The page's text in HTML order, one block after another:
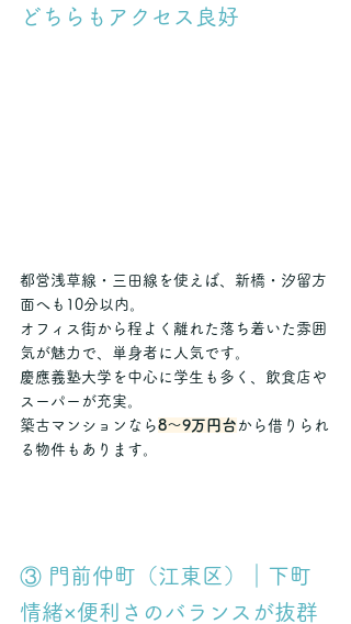
どちらもアクセス良好
都営浅草線・三田線を使えば、新橋・汐留方
面へも10分以内。
オフィス街から程よく離れた落ち着いた雰囲
気が魅力で、単身者に人気です。
慶應義塾大学を中心に学生も多く、飲食店や
スーパーが充実。
築古マンションなら8〜9万円台 から借りられ
る物件もあります。
③ 門前仲町（江東区）｜下町
情緒×便利さのバランスが抜群